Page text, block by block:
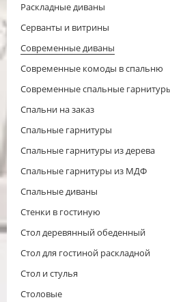
Раскладные диваны
Серванты и витрины
Современные диваны
Современные комоды в спальню
Современные спальные
Спальни на заказ
Спальные гарнитуры
Спальные гарнитуры из дерева
Спальные гарнитуры из МДФ
Спальные диваны
Стенки в гостиную
Стол деревянный обеденный
Стол для гостиной раскладной
Стол и стулья
Столовые